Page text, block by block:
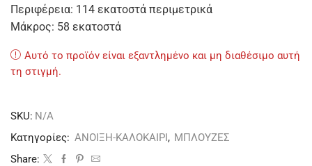
Περιφέρεια: 114 εκατοστά περιμετρικά
Μάκρος: 58 εκατοστά
Αυτό το προϊόν είναι εξαντλημένο και μη διαθέσιμο αυτή
τη στιγμή.
SKU: N/A
Κατηγορίες: ΑΝΟΙΞΗ-ΚΑΛΟΚΑΙΡΙ, ΜΠΛΟΥΖΕΣ
Share: